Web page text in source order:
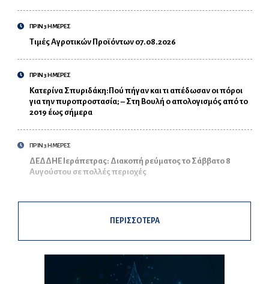
ΠΡΙΝ 3 ΗΜΕΡΕΣ
Τιμές Αγροτικών Προϊόντων 07.08.2026
ΠΡΙΝ 3 ΗΜΕΡΕΣ
Κατερίνα Σπυριδάκη:Πού πήγαν και τι απέδωσαν οι πόροι
για την πυροπροστασία; – Στη Βουλή ο απολογισμός από το
2019 έως σήμερα
ΠΡΙΝ 3 ΗΜΕΡΕΣ
ΔΕΔΔΗΕ Ιεράπετρας: Διακοπή ρεύματος το Σάββατο 8
Αυγούστου σε πολλές περιοχές
ΠΕΡΙΣΣΟΤΕΡΑ